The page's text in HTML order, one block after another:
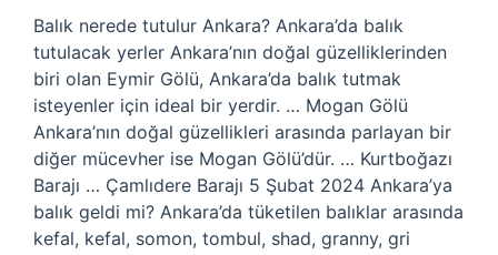
Balık nerede tutulur Ankara? Ankara’da balık
tutulacak yerler Ankara’nın doğal güzelliklerinden
biri olan Eymir Gölü, Ankara’da balık tutmak
isteyenler için ideal bir yerdir. … Mogan Gölü
Ankara’nın doğal güzellikleri arasında parlayan bir
diğer mücevher ise Mogan Gölü’dür. … Kurtboğazı
Barajı … Çamlıdere Barajı 5 Şubat 2024 Ankara’ya
balık geldi mi? Ankara’da tüketilen balıklar arasında
kefal, kefal, somon, tombul, shad, granny, gri